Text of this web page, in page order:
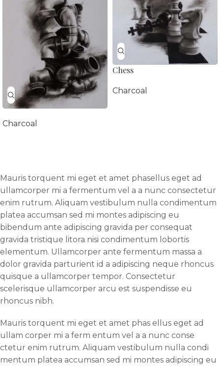
Charcoal
Chess
Charcoal
Mauris torquent mi eget et amet phasellus eget ad
ullamcorper mi a fermentum vel a a nunc consectetur
enim rutrum. Aliquam vestibulum nulla condimentum
platea accumsan sed mi montes adipiscing eu
bibendum ante adipiscing gravida per consequat
gravida tristique litora nisi condimentum lobortis
elementum. Ullamcorper ante fermentum massa a
dolor gravida parturient id a adipiscing neque rhoncus
quisque a ullamcorper tempor. Consectetur
scelerisque ullamcorper arcu est suspendisse eu
rhoncus nibh.
Mauris torquent mi eget et amet phas ellus eget ad
ullam corper mi a ferm entum vel a a nunc conse
ctetur enim rutrum. Aliquam vestibulum nulla condi
mentum platea accumsan sed mi montes adipiscing eu